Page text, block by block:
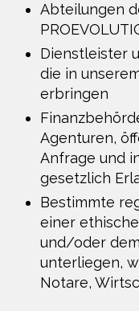
Abteilungen
Dienstleister
die in
erbringen
Agenturen,
Anfrage und
gesetzlich
Bestimmte
einer
und/oder
unterliegen,
Notare,